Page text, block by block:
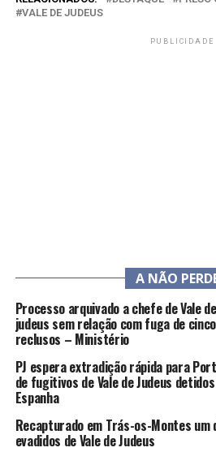
VALE DE JUDEUS
PUBLICIDADE
A NÃO
Processo arquivado a chefe de Vale de
judeus sem relação com fuga de cinco
reclusos – Ministério
PJ espera extradição rápida para
de fugitivos de Vale de Judeus
Espanha
Recapturado em Trás-os-Montes um
evadidos de Vale de Judeus